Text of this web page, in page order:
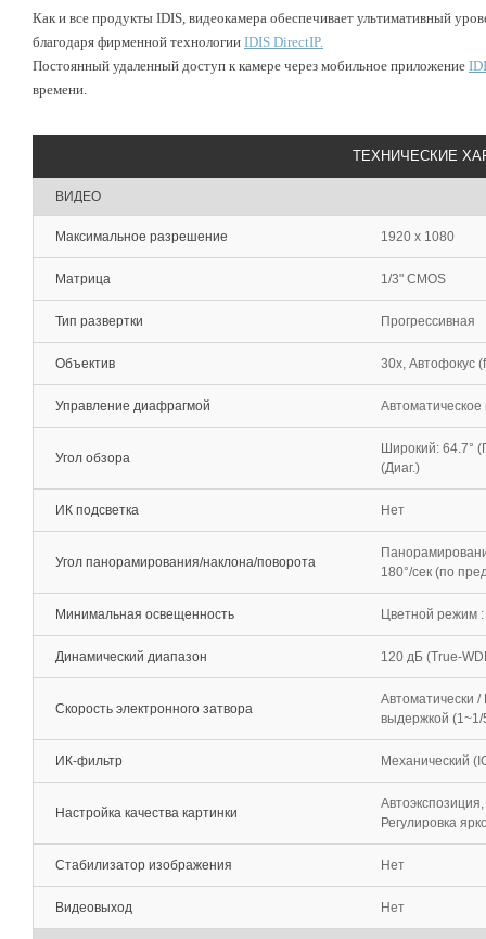
Как и все продукты IDIS, видеокамера обеспечивает ультимативный
благодаря фирменной технологии IDIS DirectIP.
Постоянный удаленный доступ к камере через мобильное приложение
времени.
ТЕХНИЧЕСКИЕ
ВИДЕО
Максимальное разрешение 1920 x 1080
Матрица 1/3" CMOS
Тип развертки Прогрессивная
Объектив 30х, Автофокус
Управление диафрагмой
Угол обзора
Широкий: 64.7°
(Диаг.)
ИК подсветка Нет
Угол панорамирования/наклона/поворота
180°/сек (по
Минимальная освещенность Цветной режим
Динамический диапазон 120 дБ (True-
Скорость электронного затвора
Автоматически
выдержкой (1~1/
ИК-фильтр Механический
Настройка качества картинки
Регулировка
Стабилизатор изображения Нет
Видеовыход Нет